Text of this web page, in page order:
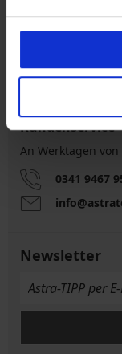
5% Cashback
Kostenloser
Kundenservice
An Werktagen
0341 9467
Newsletter